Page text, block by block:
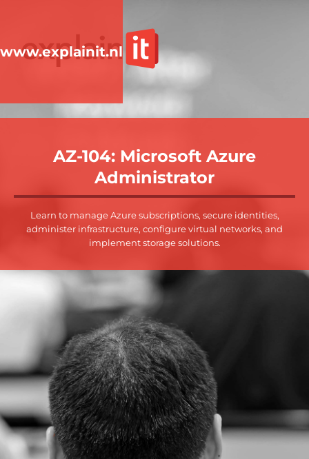
AZ-104: Microsoft Azure
Administrator
Learn to manage Azure subscriptions, secure identities,
administer infrastructure, configure virtual networks, and
implement storage solutions.
www.explainit.nl